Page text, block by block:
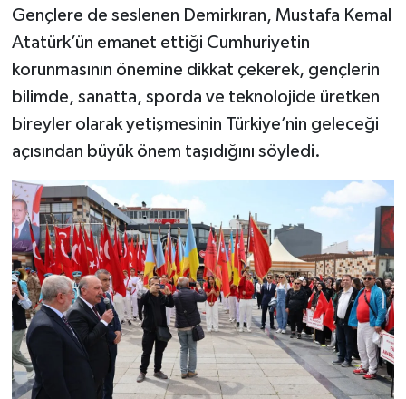
Gençlere de seslenen Demirkıran, Mustafa Kemal
Atatürk’ün emanet ettiği Cumhuriyetin
korunmasının önemine dikkat çekerek, gençlerin
bilimde, sanatta, sporda ve teknolojide üretken
bireyler olarak yetişmesinin Türkiye’nin geleceği
açısından büyük önem taşıdığını söyledi.